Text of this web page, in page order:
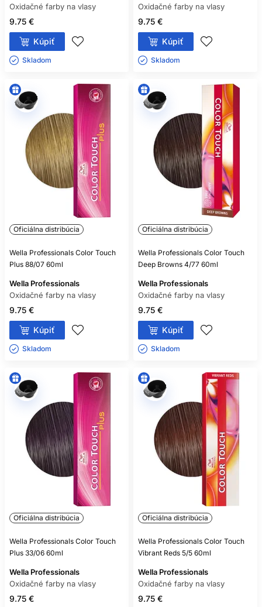
Oxidačné farby na vlasy
9.75 €
Kúpiť
Skladom ㅤ
Oxidačné farby na vlasy
9.75 €
Kúpiť
Skladom ㅤ
Oficiálna distribúcia
Wella Professionals Color Touch
Plus 88/07 60ml
Wella Professionals
Oxidačné farby na vlasy
9.75 €
Kúpiť
Skladom ㅤ
Oficiálna distribúcia
Wella Professionals Color Touch
Deep Browns 4/77 60ml
Wella Professionals
Oxidačné farby na vlasy
9.75 €
Kúpiť
Skladom ㅤ
Oficiálna distribúcia
Wella Professionals Color Touch
Plus 33/06 60ml
Wella Professionals
Oxidačné farby na vlasy
9.75 €
Oficiálna distribúcia
Wella Professionals Color Touch
Vibrant Reds 5/5 60ml
Wella Professionals
Oxidačné farby na vlasy
9.75 €